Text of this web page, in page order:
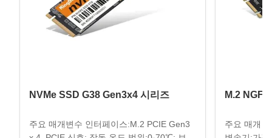
NVMe SSD G38 Gen3x4 시리즈
주요 매개변수 인터페이스:M.2 PCIE Gen3
M.2
주요 매개